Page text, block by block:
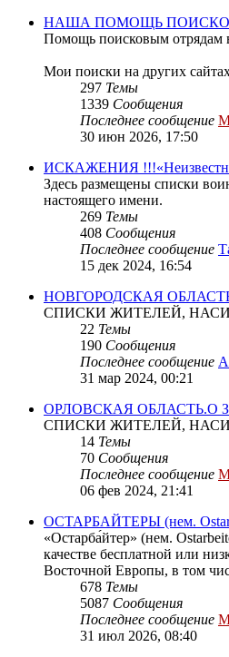
НАША ПОМОЩЬ
Помощь поисковым отрядам
Мои поиски на других
297 Темы
1339 Сообщения
Последнее сообщение
30 июн 2026, 17:50
ИСКАЖЕНИЯ
Здесь размещены списки
настоящего имени.
269 Темы
408 Сообщения
Последнее сообщение
15 дек 2024, 16:54
НОВГОРОДСКАЯ
СПИСКИ ЖИТЕЛЕЙ,
22 Темы
190 Сообщения
Последнее сообщение
31 мар 2024, 00:21
ОРЛОВСКАЯ ОБЛАСТЬ.О
СПИСКИ ЖИТЕЛЕЙ,
14 Темы
70 Сообщения
Последнее сообщение
06 фев 2024, 21:41
ОСТАРБАЙТЕРЫ (нем.
«Остарба́йтер» (нем.
качестве бесплатной или
Восточной Европы, в том
678 Темы
5087 Сообщения
Последнее сообщение
31 июл 2026, 08:40